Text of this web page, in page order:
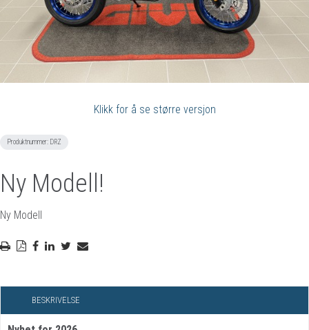
Klikk for å se større versjon
Produktnummer: DRZ
Ny Modell!
Ny Modell
BESKRIVELSE